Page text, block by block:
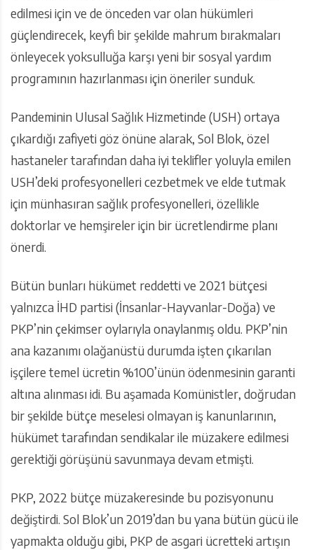
edilmesi için ve de önceden var olan hükümleri
güçlendirecek, keyfi bir şekilde mahrum bırakmaları
önleyecek yoksulluğa karşı yeni bir sosyal yardım
programının hazırlanması için öneriler sunduk.
Pandeminin Ulusal Sağlık Hizmetinde (USH) ortaya
çıkardığı zafiyeti göz önüne alarak, Sol Blok, özel
hastaneler tarafından daha iyi teklifler yoluyla emilen
USH’deki profesyonelleri cezbetmek ve elde tutmak
için münhasıran sağlık profesyonelleri, özellikle
doktorlar ve hemşireler için bir ücretlendirme planı
önerdi.
Bütün bunları hükümet reddetti ve 2021 bütçesi
yalnızca İHD partisi (İnsanlar-Hayvanlar-Doğa) ve
PKP’nin çekimser oylarıyla onaylanmış oldu. PKP’nin
ana kazanımı olağanüstü durumda işten çıkarılan
işçilere temel ücretin %100’ünün ödenmesinin garanti
altına alınması idi. Bu aşamada Komünistler, doğrudan
bir şekilde bütçe meselesi olmayan iş kanunlarının,
hükümet tarafından sendikalar ile müzakere edilmesi
gerektiği görüşünü savunmaya devam etmişti.
PKP, 2022 bütçe müzakeresinde bu pozisyonunu
değiştirdi. Sol Blok’un 2019’dan bu yana bütün gücü ile
yapmakta olduğu gibi, PKP de asgari ücretteki artışın